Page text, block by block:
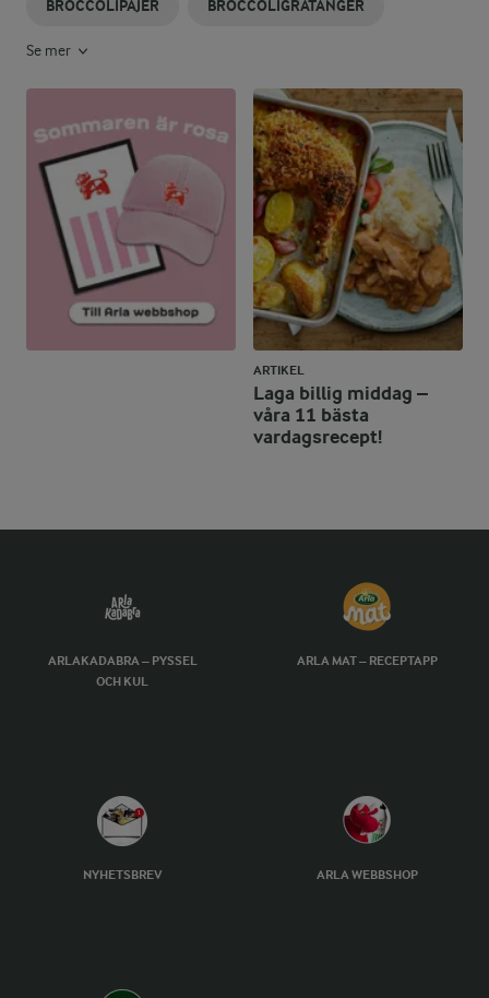
BROCCOLIPAJER BROCCOLIGRATÄNGER
Se mer
ARTIKEL
Laga billig middag –
våra 11 bästa
vardagsrecept!
ARLAKADABRA – PYSSEL
OCH KUL
ARLA MAT – RECEPTAPP
NYHETSBREV ARLA WEBBSHOP